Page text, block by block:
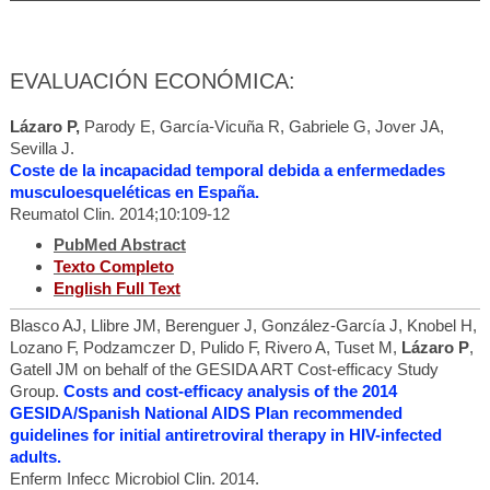
EVALUACIÓN ECONÓMICA:
Lázaro P,Parody E, García-Vicuña R, Gabriele G, Jover JA,
Sevilla J.
Coste de la incapacidad temporal debida a enfermedades
musculoesqueléticas en España.
Reumatol Clin. 2014;10:109-12
PubMed Abstract
Texto Completo
English Full Text
Blasco AJ, Llibre JM, Berenguer J, González-García J, Knobel H,
Lozano F, Podzamczer D, Pulido F, Rivero A, Tuset M, Lázaro P,
Gatell JM on behalf of the GESIDA ART Cost-efficacy Study
Group. Costs and cost-efficacy analysis of the 2014
GESIDA/Spanish National AIDS Plan recommended
guidelines for initial antiretroviral therapy in HIV-infected
adults.
Enferm Infecc Microbiol Clin. 2014.